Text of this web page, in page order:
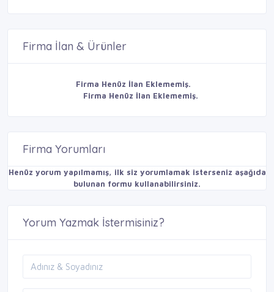
Firma İlan & Ürünler
Firma Henüz İlan Eklememiş.
Firma Henüz İlan Eklememiş.
Firma Yorumları
Henüz yorum yapılmamış, ilk siz yorumlamak isterseniz aşağıda
bulunan formu kullanabilirsiniz.
Yorum Yazmak İstermisiniz?